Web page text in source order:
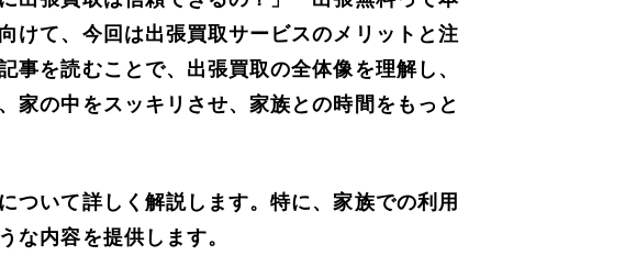
けて、今回は出張買取サービスのメリットと注
を読むことで、出張買取の全体像を理解し、
家の中をスッキリさせ、家族との時間をもっと
ついて詳しく解説します。特に、家族での利用
な内容を提供します。